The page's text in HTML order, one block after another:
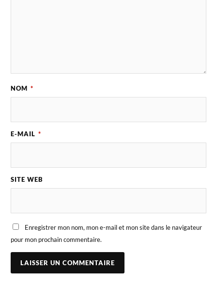
NOM *
E-MAIL *
SITE WEB
Enregistrer mon nom, mon e-mail et mon site dans le navigateur
pour mon prochain commentaire.